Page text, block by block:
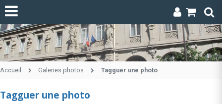
Accueil Galeries photos Tagguer une photo
Tagguer une photo